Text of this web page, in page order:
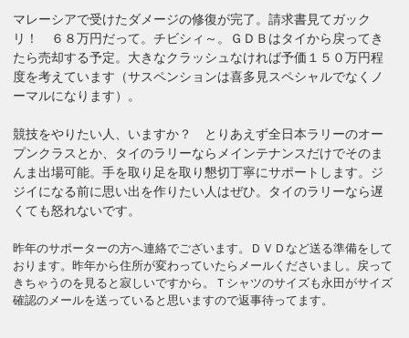
マレーシアで受けたダメージの修復が完了。請求書見てガック
リ！ ６８万円だって。チビシィ～。ＧＤＢはタイから戻ってき
たら売却する予定。大きなクラッシュなければ予価１５０万円程
度を考えています（サスペンションは喜多見スペシャルでなくノ
ーマルになります）。
競技をやりたい人、いますか？ とりあえず全日本ラリーのオー
プンクラスとか、タイのラリーならメインテナンスだけでそのま
んま出場可能。手を取り足を取り懇切丁寧にサポートします。ジ
ジイになる前に思い出を作りたい人はぜひ。タイのラリーなら遅
くても怒れないです。
昨年のサポーターの方へ連絡でございます。ＤＶＤなど送る準備をして
おります。昨年から住所が変わっていたらメールくださいまし。戻って
きちゃうのを見ると寂しいですから。Ｔシャツのサイズも永田がサイズ
確認のメールを送っていると思いますので返事待ってます。